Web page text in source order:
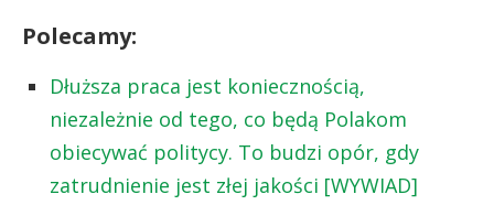
Polecamy:
Dłuższa praca jest koniecznością,
niezależnie od tego, co będą Polakom
obiecywać politycy. To budzi opór, gdy
zatrudnienie jest złej jakości [WYWIAD]